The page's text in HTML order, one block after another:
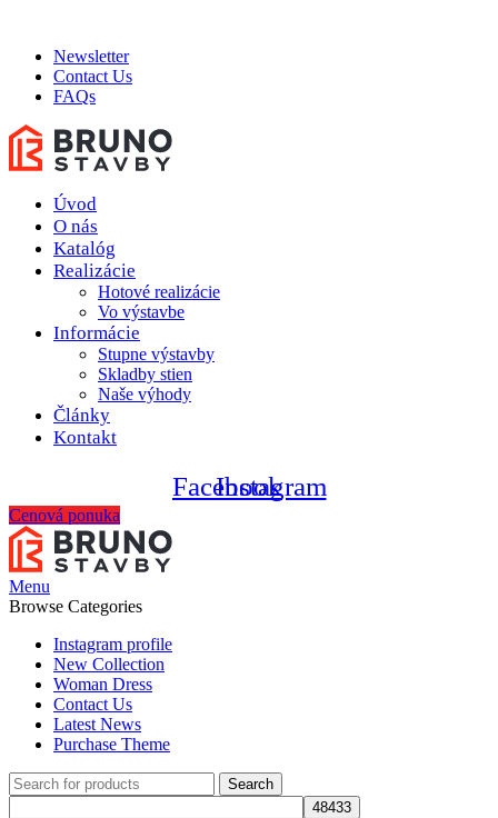
Newsletter
Contact Us
FAQs
Úvod
O nás
Katalóg
Realizácie
Hotové realizácie
Vo výstavbe
Informácie
Stupne výstavby
Skladby stien
Naše výhody
Články
Kontakt
Facebook
Instagram
Cenová ponuka
Menu
Browse Categories
Instagram profile
New Collection
Woman Dress
Contact Us
Latest News
Purchase Theme
Search